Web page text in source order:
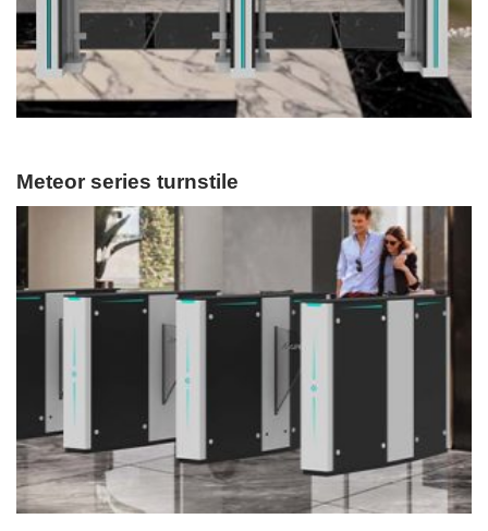
Meteor series turnstile